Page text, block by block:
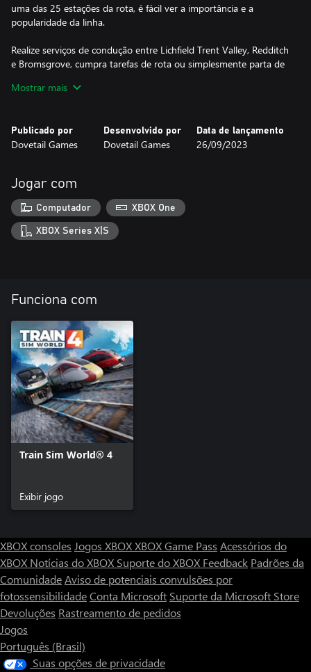
uma das 25 estações da rota, é fácil ver a importância e a
popularidade da linha.
Realize serviços de condução entre Lichfield Trent Valley, Redditch
e Bromsgrove, cumpra tarefas de rota ou simplesmente parta de
experiências com o Scenario Planner (Planejador de Cenários) e o
Mostrar mais
Publicado por
Dovetail Games
Desenvolvido por
Dovetail Games
Data de lançamento
26/09/2023
Jogar com
Computador XBOX One
XBOX Series X|S
Funciona com
Train Sim World® 4
Exibir jogo
XBOX consoles Jogos XBOXXBOX Game Pass Acessórios do
XBOX Notícias do XBOX Suporte do XBOX Feedback Padrões da
ComunidadeAviso de potenciais convulsões por
fotossensibilidadeConta Microsoft Suporte da Microsoft Store
Devoluções Rastreamento de pedidos
Jogos
Português (Brasil)
Suas opções de privacidade